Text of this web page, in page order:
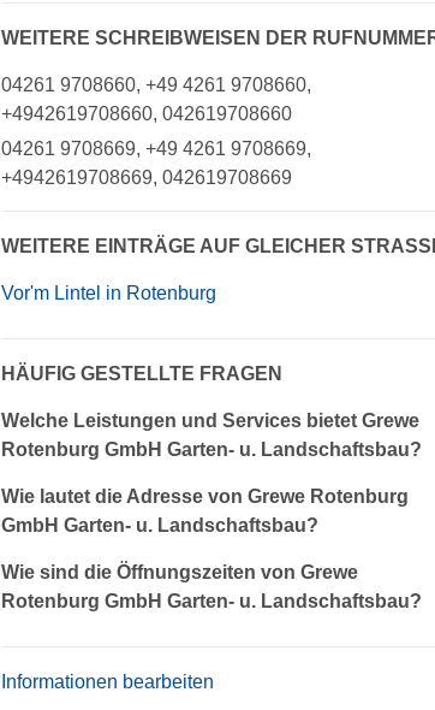
WEITERE SCHREIBWEISEN DER
04261 9708660, +49 4261 9708660,
+4942619708660, 042619708660
04261 9708669, +49 4261 9708669,
+4942619708669, 042619708669
WEITERE EINTRÄGE AUF GLEICHER STRASSE
Vor'm Lintel in Rotenburg
HÄUFIG GESTELLTE FRAGEN
Welche Leistungen und Services bietet Grewe
Rotenburg GmbH Garten- u. Landschaftsbau?
Wie lautet die Adresse von Grewe Rotenburg
GmbH Garten- u. Landschaftsbau?
Wie sind die Öffnungszeiten von Grewe
Rotenburg GmbH Garten- u. Landschaftsbau?
Informationen bearbeiten